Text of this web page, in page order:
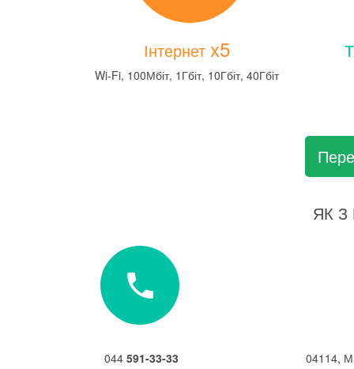
Інтернетx5
Wi-Fi, 100Мбіт, 1Гбіт, 10Гбіт, 40Гбіт
ЯК
044 591-33-33
04114,